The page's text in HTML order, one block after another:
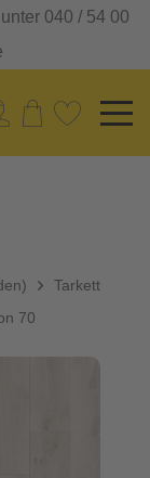
040 / 54 00
Tarkett
70